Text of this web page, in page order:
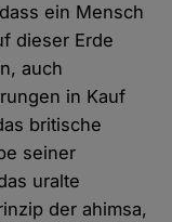
ein Mensch
dieser Erde
auch
in Kauf
britische
seiner
uralte
der ahimsa,